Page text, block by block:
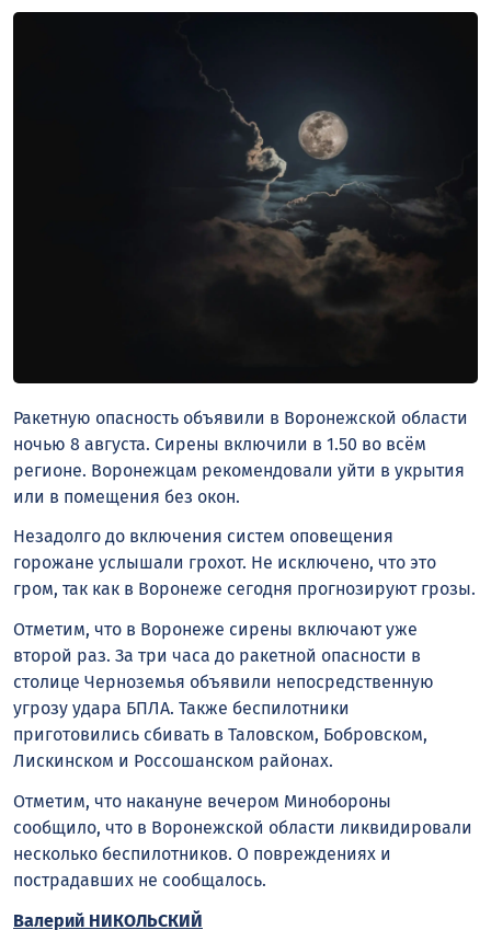
Ракетную опасность объявили в Воронежской области
ночью 8 августа. Сирены включили в 1.50 во всём
регионе. Воронежцам рекомендовали уйти в укрытия
или в помещения без окон.
Незадолго до включения систем оповещения
горожане услышали грохот. Не исключено, что это
гром, так как в Воронеже сегодня прогнозируют грозы.
Отметим, что в Воронеже сирены включают уже
второй раз. За три часа до ракетной опасности в
столице Черноземья объявили непосредственную
угрозу удара БПЛА. Также беспилотники
приготовились сбивать в Таловском, Бобровском,
Лискинском и Россошанском районах.
Отметим, что накануне вечером Минобороны
сообщило, что в Воронежской области ликвидировали
несколько беспилотников. О повреждениях и
пострадавших не сообщалось.
Валерий НИКОЛЬСКИЙ